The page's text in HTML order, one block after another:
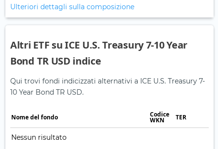
Ulteriori dettagli sulla composizione
Altri ETF su ICE U.S. Treasury 7-10 Year
Bond TR USD indice
Qui trovi fondi indicizzati alternativi a ICE U.S. Treasury 7-
10 Year Bond TR USD.
Nome del fondo Codice
WKN TER
Nessun risultato